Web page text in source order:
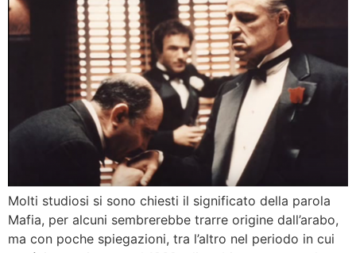
Molti studiosi si sono chiesti il significato della parola
Mafia, per alcuni sembrerebbe trarre origine dall’arabo,
ma con poche spiegazioni, tra l’altro nel periodo in cui